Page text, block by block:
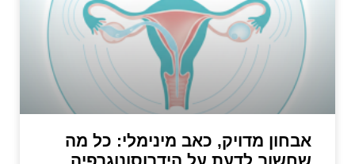
אבחון מדויק, כאב מינימלי: כל מה